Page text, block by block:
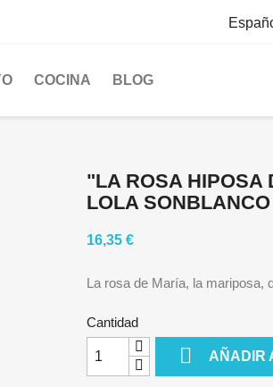
COCINA BLOG
"LA ROSA HIPOSA
LOLA SONBLANCO
16,35 €
La rosa de María, la mariposa,
Cantidad
 AÑADIR